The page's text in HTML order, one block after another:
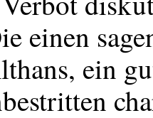
einen
ein